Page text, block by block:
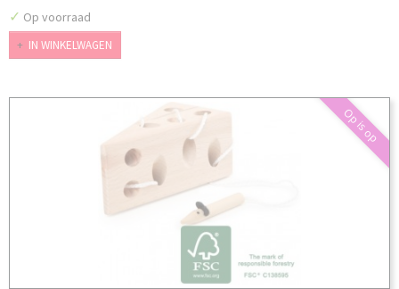
✓ Op voorraad
IN WINKELWAGEN
Op is op